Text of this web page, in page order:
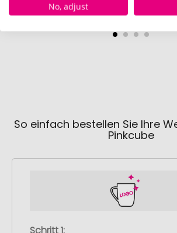
Schnell und einfach
die
So einfach bestellen Sie Ihre
Pinkcube
No, adjust